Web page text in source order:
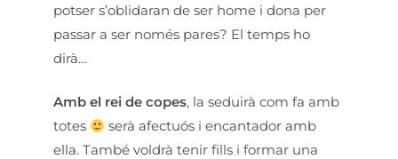
potser s’oblidaran de ser home i dona per
passar a ser només pares? El temps ho
dirà…
Amb el rei de copes, la seduirà com fa amb
totes
serà afectuós i encantador amb
ella. També voldrà tenir fills i formar una